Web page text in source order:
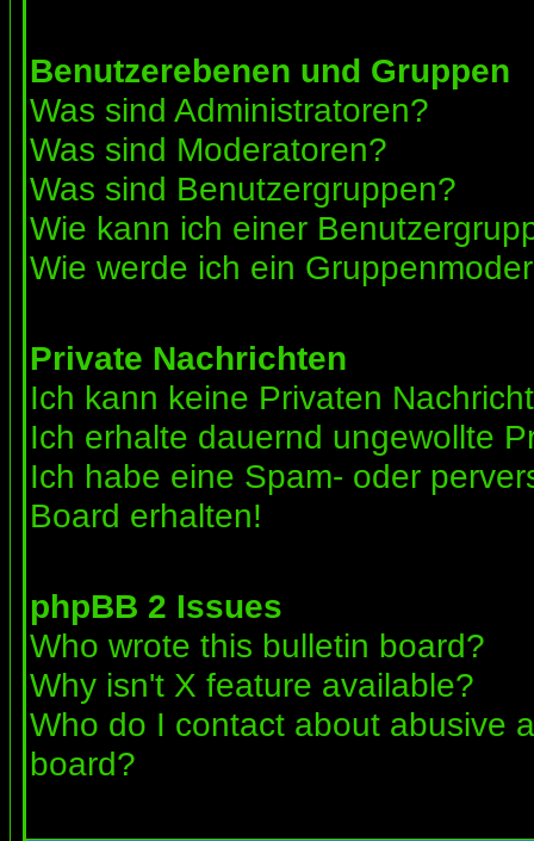
Benutzerebenen und Gruppen
Was sind Administratoren?
Was sind Moderatoren?
Was sind Benutzergruppen?
Wie kann ich einer
Wie werde ich ein
Private Nachrichten
Ich kann keine Privaten
Ich erhalte dauernd ungewollte
Ich habe eine Spam- oder
Board erhalten!
phpBB 2 Issues
Who wrote this bulletin board?
Why isn't X feature available?
Who do I contact about abusive
board?